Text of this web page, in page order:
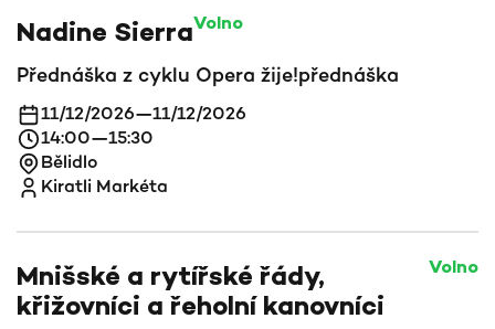
Nadine SierraVolno
Přednáška z cyklu Opera žije!přednáška
11/12/2026—11/12/2026
14:00—15:30
Bělidlo
Kiratli Markéta
Mnišské a rytířské řády,
křižovníci a řeholní kanovníci
Volno